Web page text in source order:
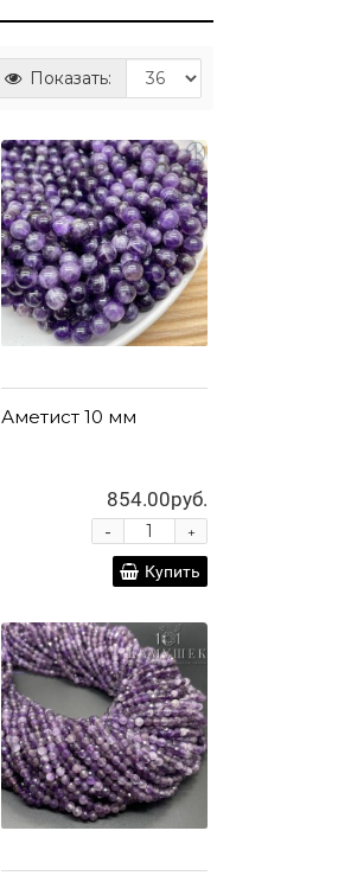
Показать:
Аметист 10 мм
854.00руб.
+
-
Купить